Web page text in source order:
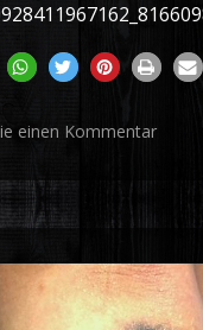
einen Kommentar